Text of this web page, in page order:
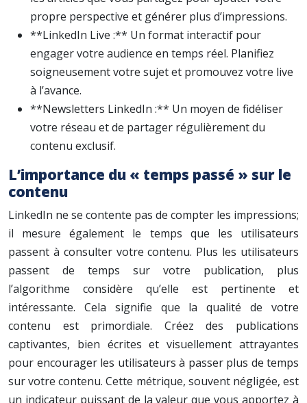
propre perspective et générer plus d’impressions.
**LinkedIn Live :** Un format interactif pour
engager votre audience en temps réel. Planifiez
soigneusement votre sujet et promouvez votre live
à l’avance.
**Newsletters LinkedIn :** Un moyen de fidéliser
votre réseau et de partager régulièrement du
contenu exclusif.
L’importance du « temps passé » sur le
contenu
LinkedIn ne se contente pas de compter les impressions;
il mesure également le temps que les utilisateurs
passent à consulter votre contenu. Plus les utilisateurs
passent de temps sur votre publication, plus
l’algorithme considère qu’elle est pertinente et
intéressante. Cela signifie que la qualité de votre
contenu est primordiale. Créez des publications
captivantes, bien écrites et visuellement attrayantes
pour encourager les utilisateurs à passer plus de temps
sur votre contenu. Cette métrique, souvent négligée, est
un indicateur puissant de la valeur que vous apportez à